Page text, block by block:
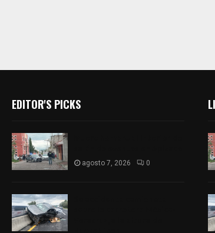
EDITOR'S PICKS
agosto 7, 2026 0